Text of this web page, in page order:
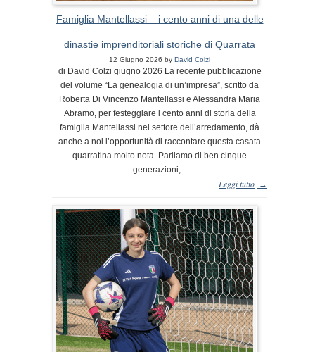
Famiglia Mantellassi – i cento anni di una delle
dinastie imprenditoriali storiche di Quarrata
12 Giugno 2026 by David Colzi
di David Colzi giugno 2026 La recente pubblicazione
del volume “La genealogia di un’impresa”, scritto da
Roberta Di Vincenzo Mantellassi e Alessandra Maria
Abramo, per festeggiare i cento anni di storia della
famiglia Mantellassi nel settore dell’arredamento, dà
anche a noi l’opportunità di raccontare questa casata
quarratina molto nota. Parliamo di ben cinque
generazioni,...
Leggi tutto →